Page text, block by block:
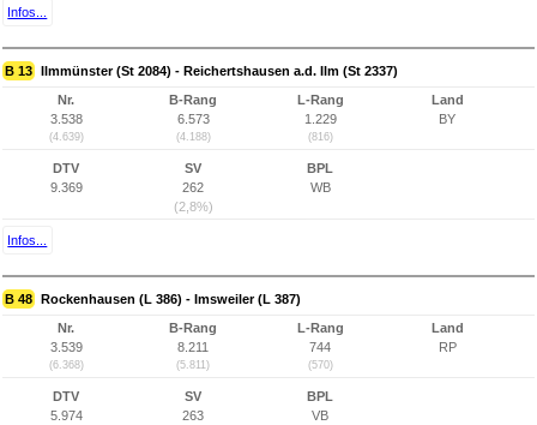
Infos...
B 13 Ilmmünster (St 2084) - Reichertshausen a.d. Ilm (St 2337)
Nr.
3.538
(4.639)
B-Rang
6.573
(4.188)
L-Rang
1.229
(816)
Land
BY
DTV
9.369
SV
262
(2,8%)
BPL
WB
Infos...
B 48 Rockenhausen (L 386) - Imsweiler (L 387)
Nr.
3.539
(6.368)
B-Rang
8.211
(5.811)
L-Rang
744
(570)
Land
RP
DTV
5.974
SV
263
BPL
VB